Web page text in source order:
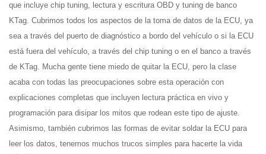
que incluye chip tuning, lectura y escritura OBD y tuning de banco
KTag. Cubrimos todos los aspectos de la toma de datos de la ECU, ya
sea a través del puerto de diagnóstico a bordo del vehículo o si la ECU
está fuera del vehículo, a través del chip tuning o en el banco a través
de KTag. Mucha gente tiene miedo de quitar la ECU, pero la clase
acaba con todas las preocupaciones sobre esta operación con
explicaciones completas que incluyen lectura práctica en vivo y
programación para disipar los mitos que rodean este tipo de ajuste.
Asimismo, también cubrimos las formas de evitar soldar la ECU para
leer los datos, tenemos muchos trucos simples para hacerte la vida